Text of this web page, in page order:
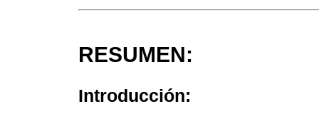
RESUMEN:
Introducción: